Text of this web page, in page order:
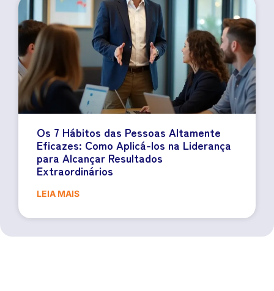
Os 7 Hábitos das Pessoas Altamente
Eficazes: Como Aplicá-los na Liderança
para Alcançar Resultados
Extraordinários
LEIA MAIS